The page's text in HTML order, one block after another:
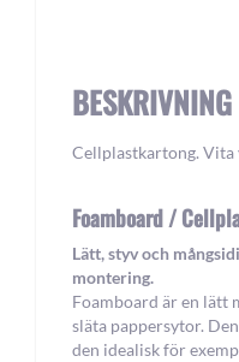
BESKRIVNING
Cellplastkartong.
Foamboard /
Lätt, styv och
montering.
Foamboard är en lätt
släta pappersytor.
den idealisk för